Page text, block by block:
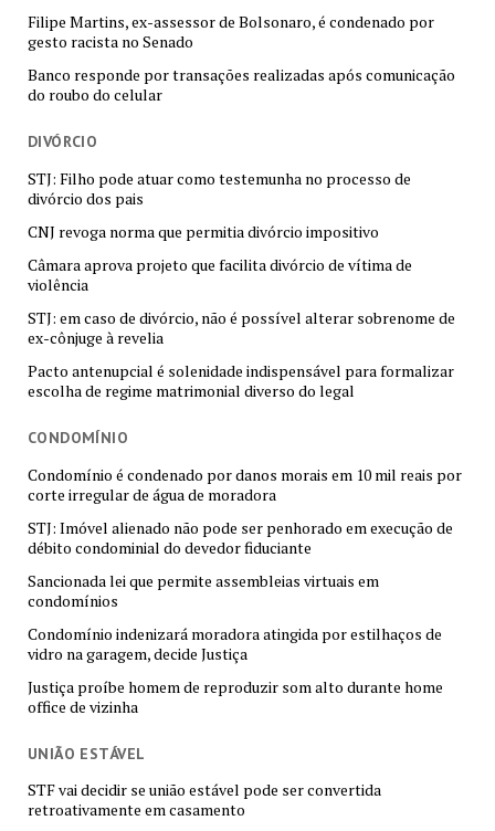
Filipe Martins, ex-assessor de Bolsonaro, é condenado por
gesto racista no Senado
Banco responde por transações realizadas após comunicação
do roubo do celular
DIVÓRCIO
STJ: Filho pode atuar como testemunha no processo de
divórcio dos pais
CNJ revoga norma que permitia divórcio impositivo
Câmara aprova projeto que facilita divórcio de vítima de
violência
STJ: em caso de divórcio, não é possível alterar sobrenome de
ex-cônjuge à revelia
Pacto antenupcial é solenidade indispensável para formalizar
escolha de regime matrimonial diverso do legal
CONDOMÍNIO
Condomínio é condenado por danos morais em 10 mil reais por
corte irregular de água de moradora
STJ: Imóvel alienado não pode ser penhorado em execução de
débito condominial do devedor fiduciante
Sancionada lei que permite assembleias virtuais em
condomínios
Condomínio indenizará moradora atingida por estilhaços de
vidro na garagem, decide Justiça
Justiça proíbe homem de reproduzir som alto durante home
office de vizinha
UNIÃO ESTÁVEL
STF vai decidir se união estável pode ser convertida
retroativamente em casamento